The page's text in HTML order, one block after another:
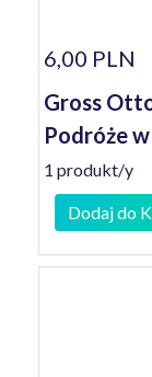
6,00 PLN
Gross
Podróże
1 produkt/y
Dodaj do